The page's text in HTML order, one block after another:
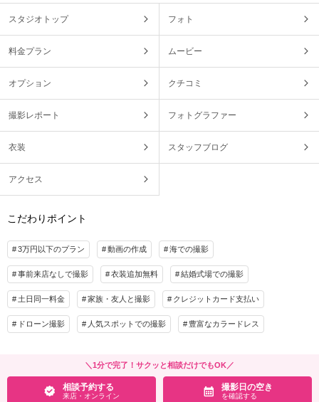
スタジオトップ フォト
料金プラン ムービー
オプション クチコミ
撮影レポート フォトグラファー
衣装 スタッフブログ
アクセス
こだわりポイント
3万円以下のプラン 動画の作成 海での撮影
事前来店なしで撮影 衣装追加無料 結婚式場での撮影
土日同一料金 家族・友人と撮影 クレジットカード支払い
ドローン撮影 人気スポットでの撮影 豊富なカラードレス
＼1分で完了！サクッと相談だけでもOK／
相談予約する
来店・オンライン
撮影日の空き
を確認する